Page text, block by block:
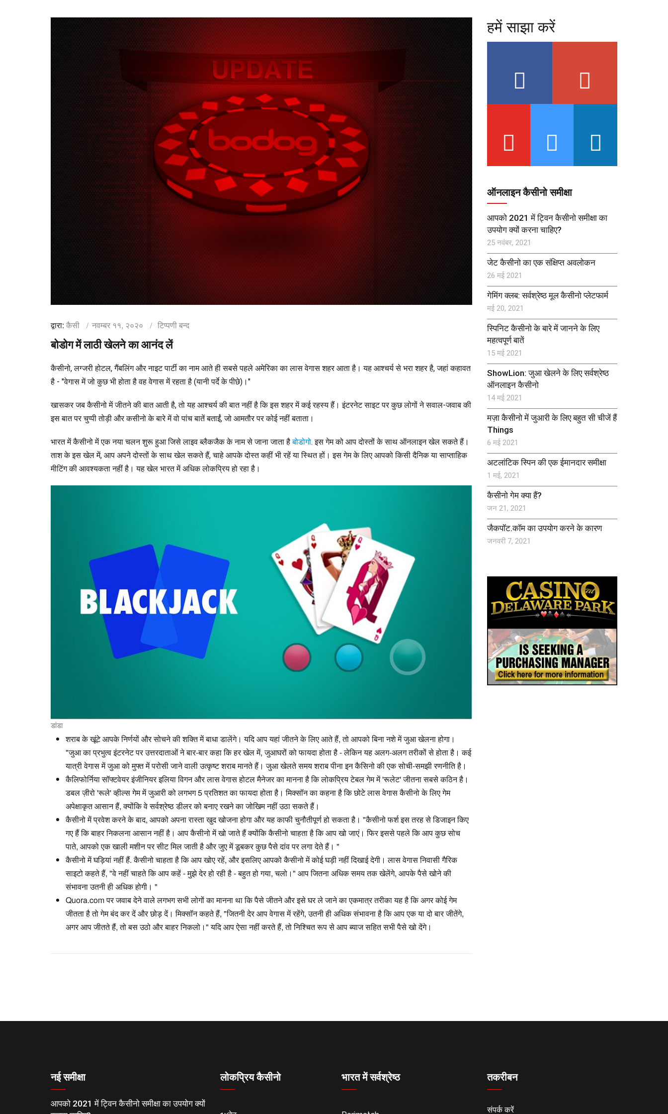
द्वारा: कैसी नवम्बर ११, २०२० टिप्पणी बन्द
बोडोग में लाठी खेलने का आनंद लें
कैसीनो, लग्जरी होटल, गैंबलिंग और नाइट पार्टी का नाम आते ही सबसे पहले अमेरिका का लास वेगास शहर आता है। यह आश्चर्य से भरा शहर है, जहां कहावत
है - "वेगास में जो कुछ भी होता है वह वेगास में रहता है (यानी पर्दे के पीछे)।"
खासकर जब कैसीनो में जीतने की बात आती है, तो यह आश्चर्य की बात नहीं है कि इस शहर में कई रहस्य हैं। इंटरनेट साइट पर कुछ लोगों ने सवाल-जवाब की
इस बात पर चुप्पी तोड़ी और कसीनो के बारे में वो पांच बातें बताईं, जो आमतौर पर कोई नहीं बताता।
भारत में कैसीनो में एक नया चलन शुरू हुआ जिसे लाइव ब्लैकजैक के नाम से जाना जाता हैबोडोगो. इस गेम को आप दोस्तों के साथ ऑनलाइन खेल सकते हैं।
ताश के इस खेल में, आप अपने दोस्तों के साथ खेल सकते हैं, चाहे आपके दोस्त कहीं भी रहें या स्थित हों। इस गेम के लिए आपको किसी दैनिक या साप्ताहिक
मीटिंग की आवश्यकता नहीं है। यह खेल भारत में अधिक लोकप्रिय हो रहा है।
डांडा
शराब के खूंटे आपके निर्णयों और सोचने की शक्ति में बाधा डालेंगे। यदि आप यहां जीतने के लिए आते हैं, तो आपको बिना नशे में जुआ खेलना होगा।
"जुआ का प्रभुत्व इंटरनेट पर उत्तरदाताओं ने बार-बार कहा कि हर खेल में, जुआघरों को फायदा होता है - लेकिन यह अलग-अलग तरीकों से होता है। कई
यात्री वेगास में जुआ को मुफ्त में परोसी जाने वाली उत्कृष्ट शराब मानते हैं। जुआ खेलते समय शराब पीना इन कैसिनो की एक सोची-समझी रणनीति है।
कैलिफोर्निया सॉफ्टवेयर इंजीनियर इलिया विगन और लास वेगास होटल मैनेजर का मानना है कि लोकप्रिय टेबल गेम में 'रूलेट' जीतना सबसे कठिन है।
डबल ज़ीरो 'रूले' व्हील्स गेम में जुआरी को लगभग 5 प्रतिशत का फायदा होता है। मिक्सॉन का कहना है कि छोटे लास वेगास कैसीनो के लिए गेम
अपेक्षाकृत आसान हैं, क्योंकि वे सर्वश्रेष्ठ डीलर को बनाए रखने का जोखिम नहीं उठा सकते हैं।
कैसीनो में प्रवेश करने के बाद, आपको अपना रास्ता खुद खोजना होगा और यह काफी चुनौतीपूर्ण हो सकता है। "कैसीनो फर्श इस तरह से डिजाइन किए
गए हैं कि बाहर निकलना आसान नहीं है। आप कैसीनो में खो जाते हैं क्योंकि कैसीनो चाहता है कि आप खो जाएं। फिर इससे पहले कि आप कुछ सोच
पाते, आपको एक खाली मशीन पर सीट मिल जाती है और जुए में डूबकर कुछ पैसे दांव पर लगा देते हैं। "
कैसीनो में घड़ियां नहीं हैं. कैसीनो चाहता है कि आप खोए रहें, और इसलिए आपको कैसीनो में कोई घड़ी नहीं दिखाई देगी। लास वेगास निवासी गैरिक
साइटो कहते हैं, "वे नहीं चाहते कि आप कहें - मुझे देर हो रही है - बहुत हो गया, चलो।" आप जितना अधिक समय तक खेलेंगे, आपके पैसे खोने की
संभावना उतनी ही अधिक होगी। "
Quora.com पर जवाब देने वाले लगभग सभी लोगों का मानना था कि पैसे जीतने और इसे घर ले जाने का एकमात्र तरीका यह है कि अगर कोई गेम
जीतता है तो गेम बंद कर दें और छोड़ दें। मिक्सॉन कहते हैं, "जितनी देर आप वेगास में रहेंगे, उतनी ही अधिक संभावना है कि आप एक या दो बार जीतेंगे,
अगर आप जीतते हैं, तो बस उठो और बाहर निकलो।" यदि आप ऐसा नहीं करते हैं, तो निश्चित रूप से आप ब्याज सहित सभी पैसे खो देंगे।
हमें साझा करें
ऑनलाइन कैसीनो समीक्षा
आपको 2021 में ट्विन कैसीनो समीक्षा का
उपयोग क्यों करना चाहिए?
25 नवंबर, 2021
जेट कैसीनो का एक संक्षिप्त अवलोकन
26 मई 2021
गेमिंग क्लब: सर्वश्रेष्ठ मूल कैसीनो प्लेटफार्म
मई 20, 2021
स्पिनिट कैसीनो के बारे में जानने के लिए
महत्वपूर्ण बातें
15 मई 2021
ShowLion: जुआ खेलने के लिए सर्वश्रेष्ठ
ऑनलाइन कैसीनो
14 मई 2021
मज़ा कैसीनो में जुआरी के लिए बहुत सी चीजें हैं
Things
6 मई 2021
अटलांटिक स्पिन की एक ईमानदार समीक्षा
1 मई, 2021
कैसीनो गेम क्या हैं?
जन 21, 2021
जैकपॉट.कॉम का उपयोग करने के कारण
जनवरी 7, 2021
नई समीक्षा
आपको 2021 में ट्विन कैसीनो समीक्षा का उपयोग क्यों
लोकप्रिय कैसीनो भारत में सर्वश्रेष्ठ तकरीबन
संपर्क करें